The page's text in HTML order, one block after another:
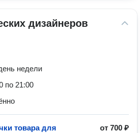
дизайнеров
недели
по 21:00
от 700 ₽
товара для